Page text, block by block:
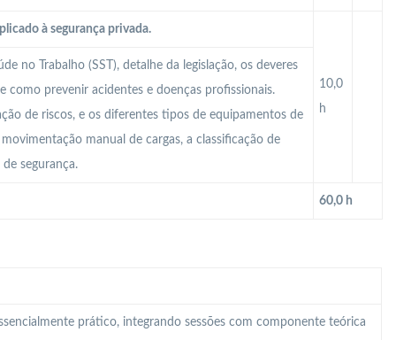
à segurança privada.
10,0
h
no Trabalho (SST), detalhe da legislação, os deveres
como prevenir acidentes e doenças profissionais.
de riscos, e os diferentes tipos de equipamentos de
manual de cargas, a classificação de
segurança.
60,0 h
prático, integrando sessões com componente teórica